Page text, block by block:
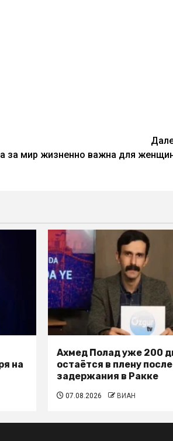
за мир жизненно важна для
на
Ахмед Полад уже 200
остаётся в плену после
задержания в Ракке
07.08.2026 ВИАН